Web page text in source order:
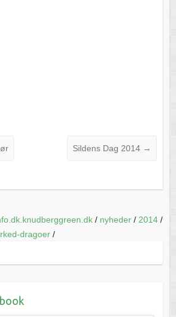
Sildens Dag 2014 →
/ nyheder/ 2014/
dragoer/